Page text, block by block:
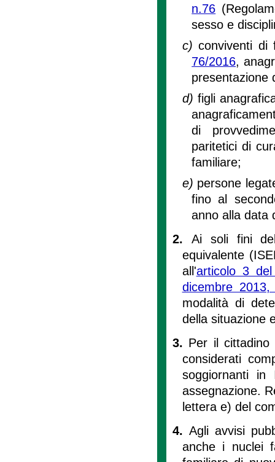
n.76
sesso e
c)conviventi di
76/2016,
presentazione
d) figli
di
paritetici di
familiare;
e) persone
fino al
anno alla data
2. Ai soli fini del
equivalente
all'articolo 3
dicembre
modalità di
della situazione
3. Per il cittadino
considerati
soggiornanti in
assegnazione.
lettera e) del
4. Agli avvisi
anche i nuclei